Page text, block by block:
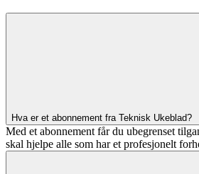
Hva er et abonnement fra Teknisk Ukeblad?
Med et abonnement får du ubegrenset
skal hjelpe alle som har et profesjonelt